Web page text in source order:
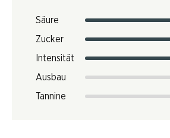
Säure
Zucker
Intensität
Ausbau
Tannine